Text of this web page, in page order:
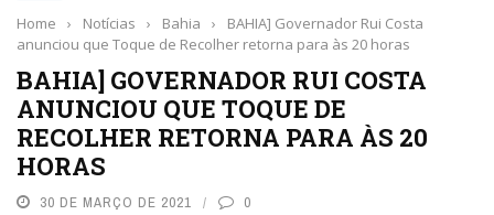
Home › Notícias › Bahia ›
BAHIA] Governador Rui Costa
anunciou que Toque de Recolher retorna para às 20 horas
BAHIA] GOVERNADOR RUI COSTA
ANUNCIOU QUE TOQUE DE
RECOLHER RETORNA PARA ÀS 20
HORAS
30 DE MARÇO DE 2021 0